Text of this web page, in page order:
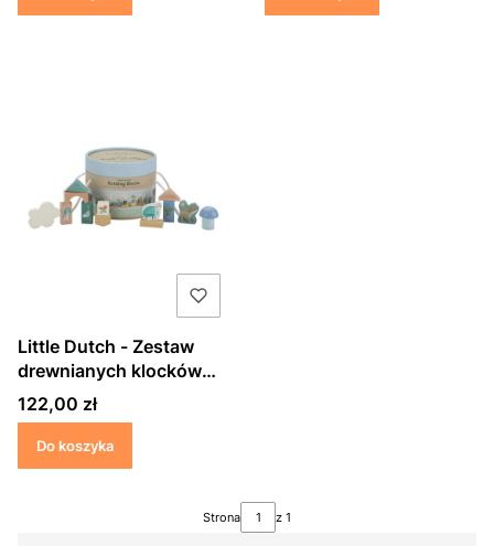
Little Dutch - Zestaw
drewnianych klocków
Forest Friends
Cena
122,00 zł
Do koszyka
Strona z 1